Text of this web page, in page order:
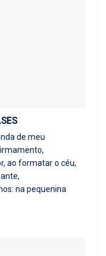
de meu
ao formatar o céu,
na pequenina